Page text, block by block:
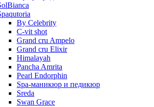
By Celebrity
C-vit shot
Grand cru Ampelo
Grand сru Elixir
Himalayah
Pancha Amrita
Pearl Endorphin
Spa-маникюр и педикюр
Sreda
Swan Grace